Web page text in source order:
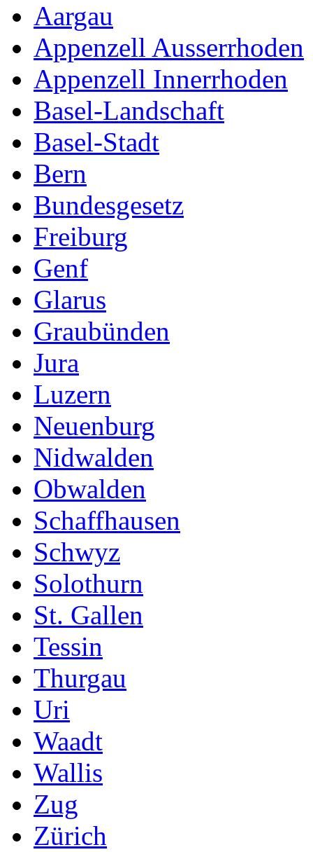
Aargau
Appenzell Ausserrhoden
Appenzell Innerrhoden
Basel-Landschaft
Basel-Stadt
Bern
Bundesgesetz
Freiburg
Genf
Glarus
Graubünden
Jura
Luzern
Neuenburg
Nidwalden
Obwalden
Schaffhausen
Schwyz
Solothurn
St. Gallen
Tessin
Thurgau
Uri
Waadt
Wallis
Zug
Zürich